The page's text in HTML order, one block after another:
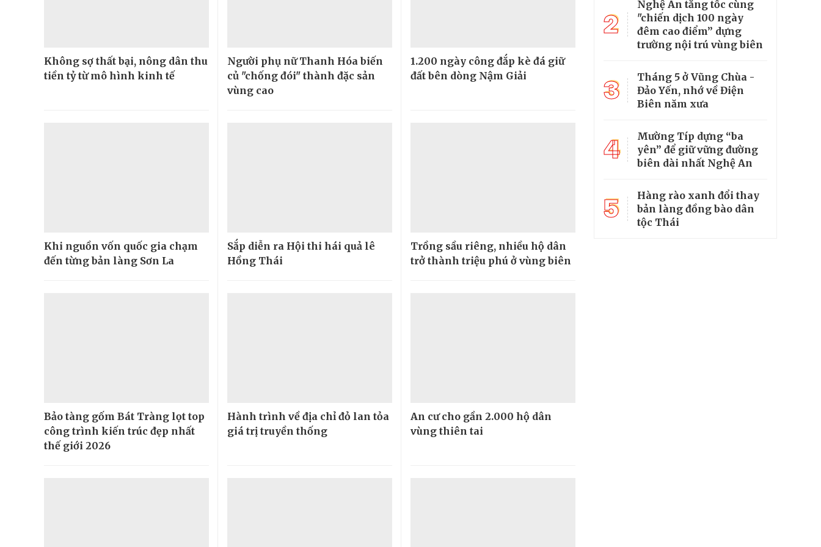
Không sợ thất bại, nông dân thu
tiền tỷ từ mô hình kinh tế
Người phụ nữ Thanh Hóa biến
củ "chống đói" thành đặc sản
vùng cao
1.200 ngày công đắp kè đá giữ
đất bên dòng Nậm Giải
Khi nguồn vốn quốc gia chạm
đến từng bản làng Sơn La
Sắp diễn ra Hội thi hái quả lê
Hồng Thái
Trồng sầu riêng, nhiều hộ dân
trở thành triệu phú ở vùng biên
Bảo tàng gốm Bát Tràng lọt top
công trình kiến trúc đẹp nhất
thế giới 2026
Hành trình về địa chỉ đỏ lan tỏa
giá trị truyền thống
An cư cho gần 2.000 hộ dân
vùng thiên tai
2
Nghệ An tăng tốc cùng
"chiến dịch 100 ngày
đêm cao điểm” dựng
trường nội trú vùng biên
3
Tháng 5 ở Vũng Chùa -
Đảo Yến, nhớ về Điện
Biên năm xưa
4
Mường Típ dựng “ba
yên” để giữ vững đường
biên dài nhất Nghệ An
5
Hàng rào xanh đổi thay
bản làng đồng bào dân
tộc Thái